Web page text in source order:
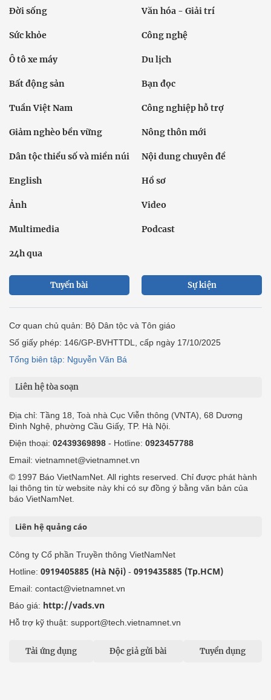
Đời sống Văn hóa - Giải trí
Sức khỏe Công nghệ
Ô tô xe máy Du lịch
Bất động sản Bạn đọc
Tuần Việt Nam Công nghiệp hỗ trợ
Giảm nghèo bền vững Nông thôn mới
Dân tộc thiểu số và miền núi Nội dung chuyên đề
English Hồ sơ
Ảnh Video
Multimedia Podcast
24h qua
Tuyến bài Sự kiện
Cơ quan chủ quản: Bộ Dân tộc và Tôn giáo
Số giấy phép: 146/GP-BVHTTDL, cấp ngày 17/10/2025
Tổng biên tập: Nguyễn Văn Bá
Liên hệ tòa soạn
Địa chỉ: Tầng 18, Toà nhà Cục Viễn thông (VNTA), 68 Dương
Đình Nghệ, phường Cầu Giấy, TP. Hà Nội.
Điện thoại: 02439369898 - Hotline: 0923457788
Email: vietnamnet@vietnamnet.vn
© 1997 Báo VietNamNet. All rights reserved. Chỉ được phát hành
lại thông tin từ website này khi có sự đồng ý bằng văn bản của
báo VietNamNet.
Liên hệ quảng cáo
Công ty Cổ phần Truyền thông VietNamNet
Hotline: 0919405885 (Hà Nội) - 0919435885 (Tp.HCM)
Email: contact@vietnamnet.vn
Báo giá: http://vads.vn
Hỗ trợ kỹ thuật: support@tech.vietnamnet.vn
Tải ứng dụng Độc giả gửi bài Tuyển dụng